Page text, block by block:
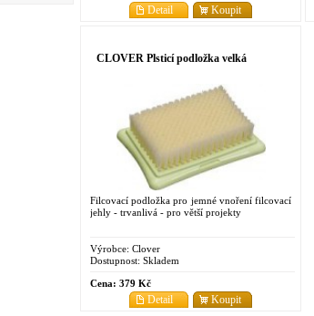
Koupit
Detail
CLOVER Plsticí podložka velká
Filcovací podložka pro jemné vnoření filcovací
jehly - trvanlivá - pro větší projekty
Výrobce: Clover
Dostupnost: Skladem
Cena: 379 Kč
Koupit
Detail